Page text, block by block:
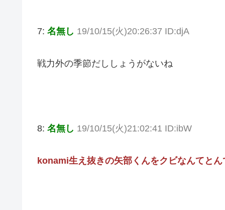
7: 名無し 19/10/15(火)20:26:37 ID:djA
戦力外の季節だししょうがないね
8: 名無し 19/10/15(火)21:02:41 ID:ibW
konami生え抜きの矢部くんをクビなんてとん